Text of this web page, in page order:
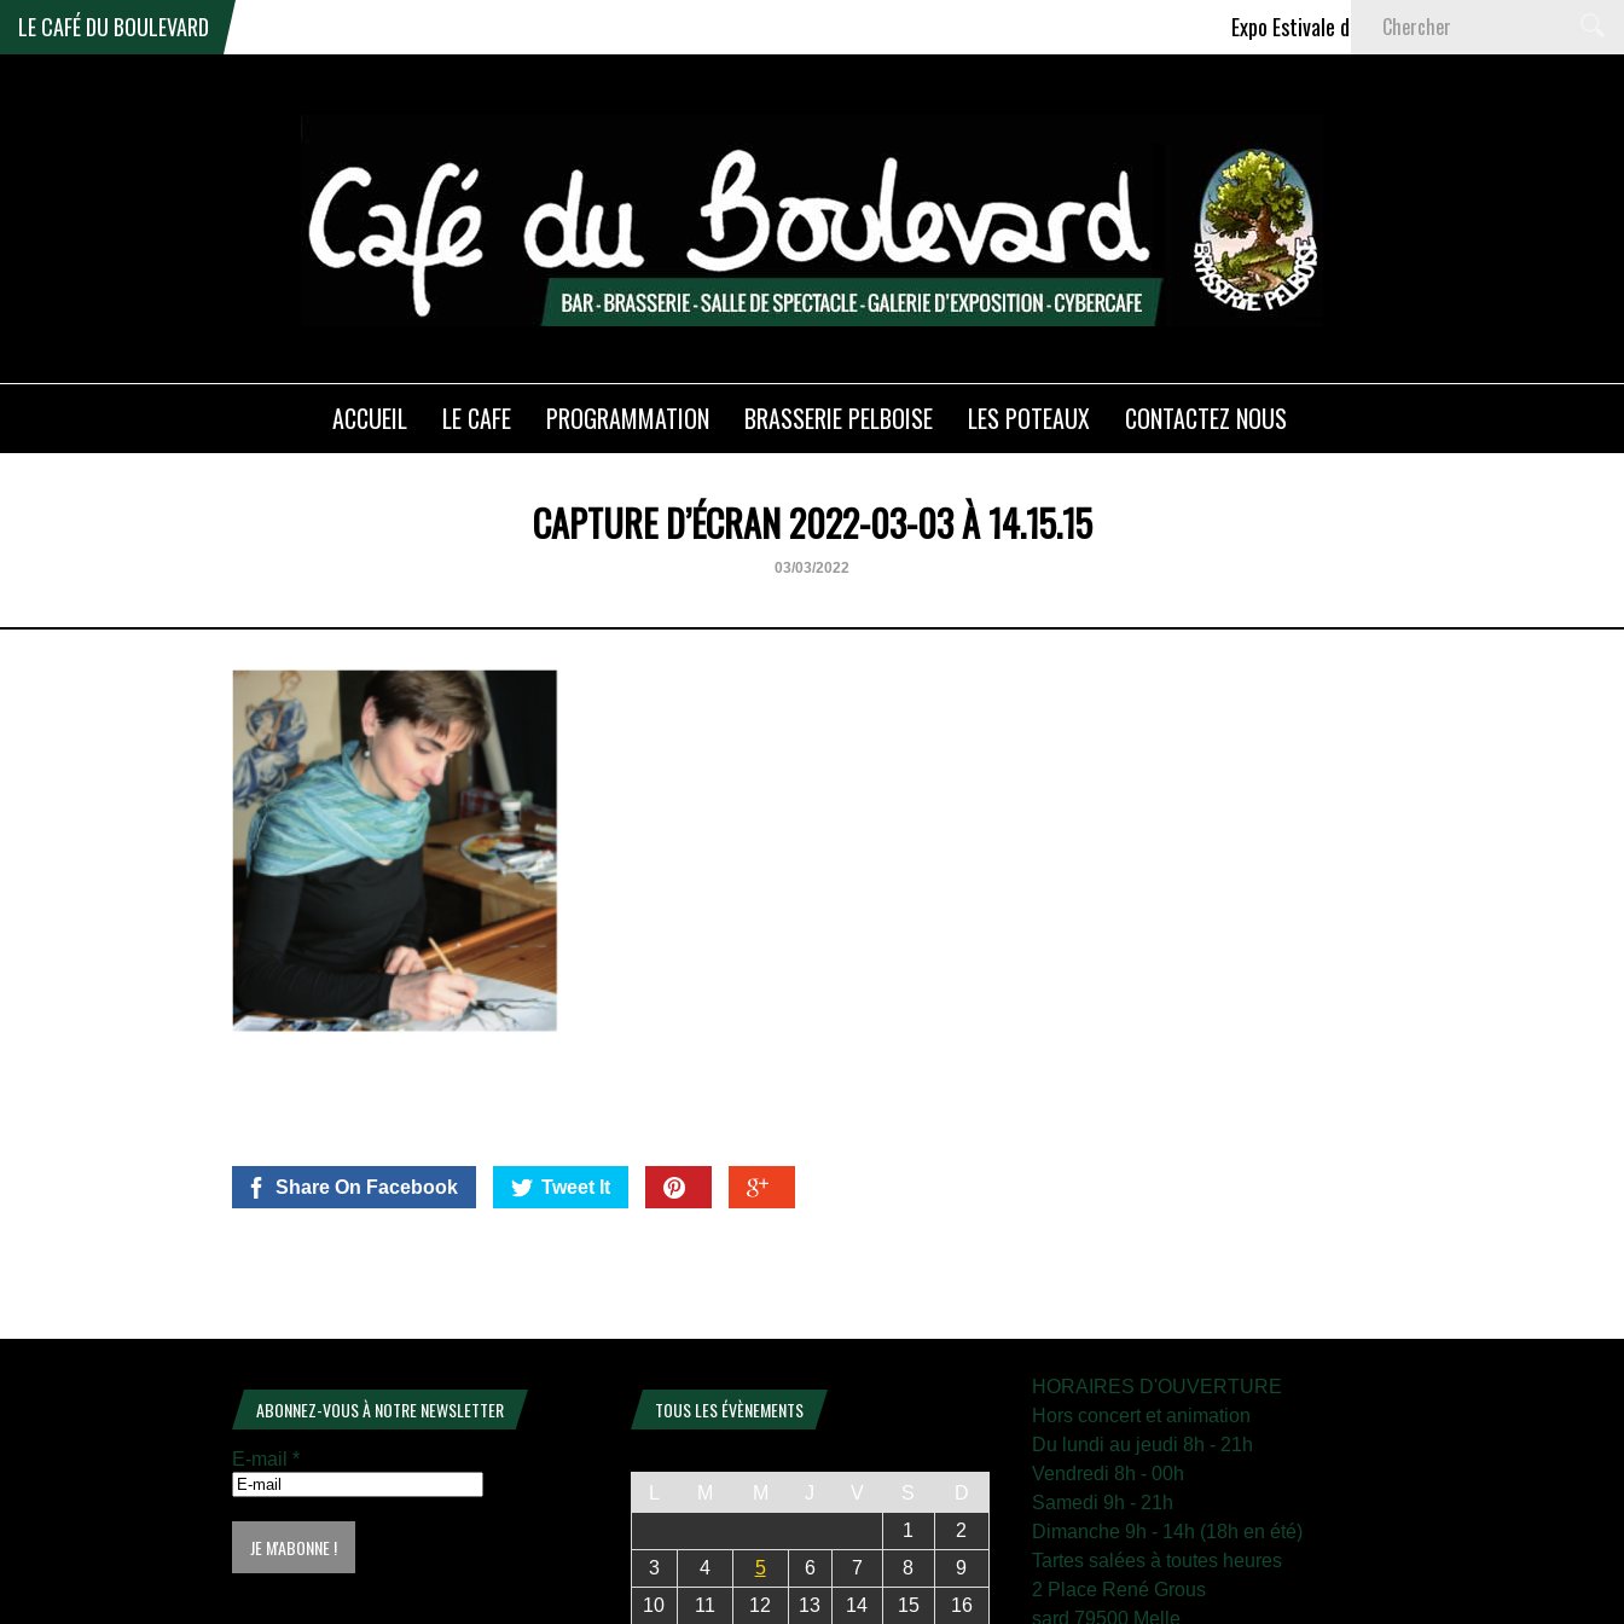
LE CAFÉ DU BOULEVARD Expo Estivale de Céline DELAS - Du 9 Juillet au 6
ACCUEIL LE CAFE PROGRAMMATION BRASSERIE PELBOISE LES POTEAUX CONTACTEZ NOUS
CAPTURE D’ÉCRAN 2022-03-03 À 14.15.15
03/03/2022
Share On Facebook Tweet It
ABONNEZ-VOUS À NOTRE NEWSLETTER
E-mail *
TOUS LES ÉVÈNEMENTS
M M J V S
D
1
2
3
4 5 6 7 8
9
10
11 12 13 14 15 16
HORAIRES D'OUVERTURE
Hors concert et animation
Du lundi au jeudi 8h - 21h
Vendredi 8h - 00h
Samedi 9h - 21h
Dimanche 9h - 14h (18h en été)
Tartes salées à toutes heures
2 Place René Grous
sard 79500 Melle